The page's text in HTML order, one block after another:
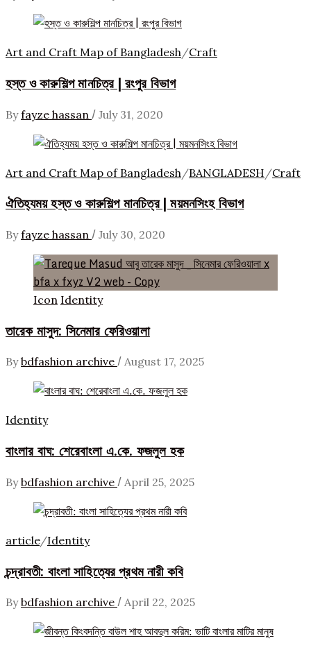
Art and Craft Map of Bangladesh/Craft
হস্ত ও কারুশিল্প মানচিত্র | রংপুর বিভাগ
By fayze hassan / July 31, 2020
Art and Craft Map of Bangladesh /BANGLADESH /Craft
ঐতিহ্যময় হস্ত ও কারুশিল্প মানচিত্র | ময়মনসিংহ বিভাগ
By fayze hassan / July 30, 2020
Icon Identity
তারেক মাসুদ: সিনেমার ফেরিওয়ালা
By bdfashion archive / August 17, 2025
Identity
বাংলার বাঘ: শেরেবাংলা এ.কে. ফজলুল হক
By bdfashion archive / April 25, 2025
article/Identity
চন্দ্রাবতী: বাংলা সাহিত্যের প্রথম নারী কবি
By bdfashion archive / April 22, 2025